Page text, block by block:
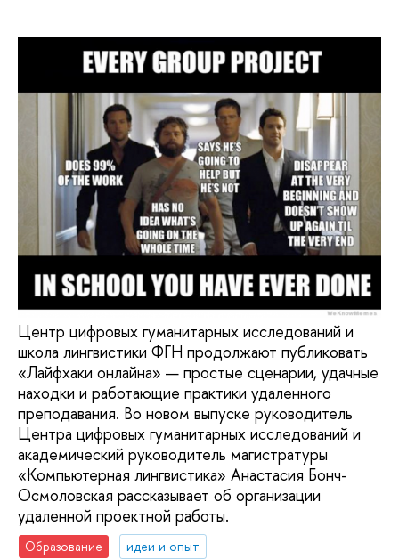
Центр цифровых гуманитарных исследований и
школа лингвистики ФГН продолжают публиковать
«Лайфхаки онлайна» — простые сценарии, удачные
находки и работающие практики удаленного
преподавания. Во новом выпуске руководитель
Центра цифровых гуманитарных исследований и
академический руководитель магистратуры
«Компьютерная лингвистика» Анастасия Бонч-
Осмоловская рассказывает об организации
удаленной проектной работы.
Образование идеи и опыт